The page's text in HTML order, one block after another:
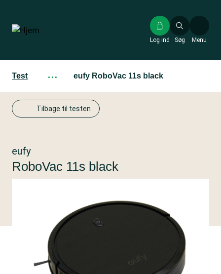
hovedindhold
Søg
Log ind Menu
Test ··· eufy RoboVac 11s black
Tilbage til testen
eufy
RoboVac 11s black